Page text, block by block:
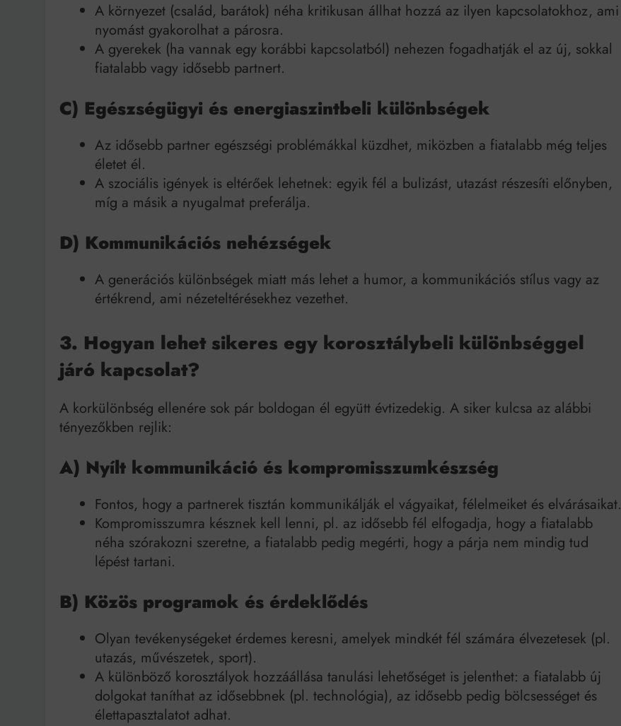
A környezet (család, barátok) néha kritikusan állhat hozzá az ilyen kapcsolatokhoz, ami
nyomást gyakorolhat a párosra.
A gyerekek (ha vannak egy korábbi kapcsolatból) nehezen fogadhatják el az új, sokkal
fiatalabb vagy idősebb partnert.
C) Egészségügyi és energiaszintbeli különbségek
Az idősebb partner egészségi problémákkal küzdhet, miközben a fiatalabb még teljes
életet él.
A szociális igények is eltérőek lehetnek: egyik fél a bulizást, utazást részesíti előnyben,
míg a másik a nyugalmat preferálja.
D) Kommunikációs nehézségek
A generációs különbségek miatt más lehet a humor, a kommunikációs stílus vagy az
értékrend, ami nézeteltérésekhez vezethet.
3. Hogyan lehet sikeres egy korosztálybeli különbséggel
járó kapcsolat?
A korkülönbség ellenére sok pár boldogan él együtt évtizedekig. A siker kulcsa az alábbi
tényezőkben rejlik:
A) Nyílt kommunikáció és kompromisszumkészség
Fontos, hogy a partnerek tisztán kommunikálják el vágyaikat, félelmeiket és elvárásaikat.
Kompromisszumra késznek kell lenni, pl. az idősebb fél elfogadja, hogy a fiatalabb
néha szórakozni szeretne, a fiatalabb pedig megérti, hogy a párja nem mindig tud
lépést tartani.
B) Közös programok és érdeklődés
Olyan tevékenységeket érdemes keresni, amelyek mindkét fél számára élvezetesek (pl.
utazás, művészetek, sport).
A különböző korosztályok hozzáállása tanulási lehetőséget is jelenthet: a fiatalabb új
dolgokat taníthat az idősebbnek (pl. technológia), az idősebb pedig bölcsességet és
élettapasztalatot adhat.